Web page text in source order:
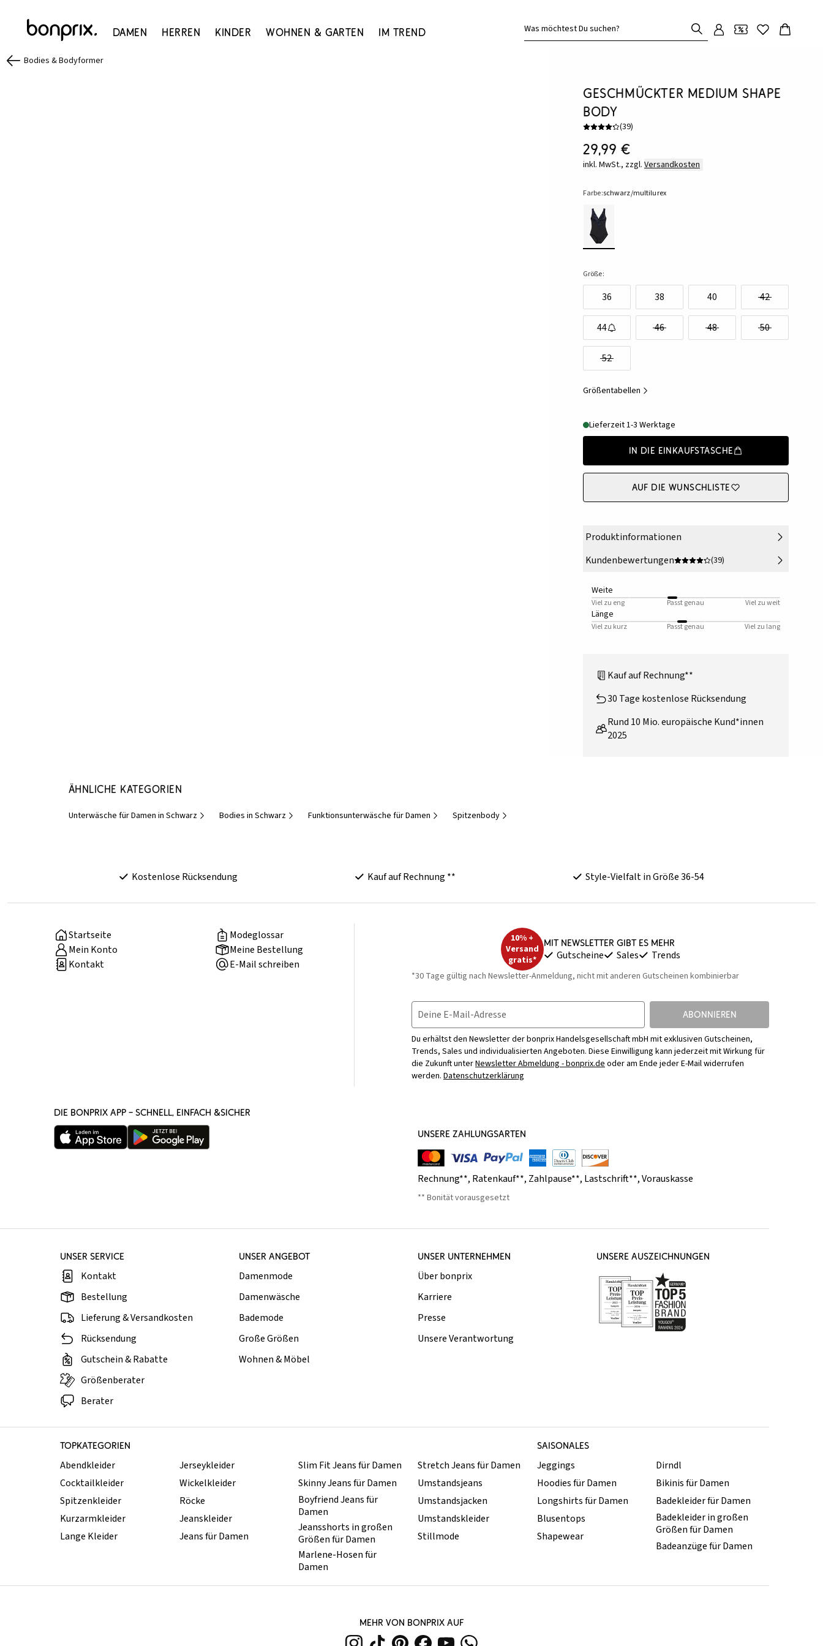
Damen Herren Kinder Wohnen & Garten Im Trend Was möchtest Du suchen?
Bodies & Bodyformer
Geschmückter Medium Shape
Body
(39)
29,99 €
inkl. MwSt., zzgl. Versandkosten
Farbe:schwarz/multilurex
Größe:
36 38 40 42
44 46 48 50
52
Größentabellen
Lieferzeit 1-3 Werktage
In die Einkaufstasche
Auf die Wunschliste
Produktinformationen
Kundenbewertungen
(39)
Weite
Viel zu eng Passt genau Viel zu weit
Länge
Viel zu kurz Passt genau Viel zu lang
Kauf auf Rechnung**
30 Tage kostenlose Rücksendung
Rund 10 Mio. europäische Kund*innen
2025
Ähnliche Kategorien
Unterwäsche für Damen in Schwarz Bodies in Schwarz Funktionsunterwäsche für Damen Spitzenbody
Kostenlose Rücksendung Kauf auf Rechnung ** Style-Vielfalt in Größe 36-54
Startseite
Modeglossar
Mein Konto
Meine Bestellung
Kontakt
E-Mail schreiben
10% +
Versand
gratis*
Mit Newsletter gibt es mehr
Gutscheine Sales Trends
*30 Tage gültig nach Newsletter-Anmeldung, nicht mit anderen Gutscheinen kombinierbar
Deine E-Mail-Adresse ABONNIEREN
Du erhältst den Newsletter der bonprix Handelsgesellschaft mbH mit exklusiven Gutscheinen,
Trends, Sales und individualisierten Angeboten. Diese Einwilligung kann jederzeit mit Wirkung für
die Zukunft unterNewsletter Abmeldung - bonprix.deoder am Ende jeder E-Mail widerrufen
werden. Datenschutzerklärung
DIE BONPRIX APP – SCHNELL, EINFACH &SICHER
UNSERE ZAHLUNGSARTEN
Rechnung**, Ratenkauf**, Zahlpause**, Lastschrift**,Vorauskasse
** Bonität vorausgesetzt
UNSER SERVICE
Kontakt
Bestellung
Lieferung & Versandkosten
Rücksendung
Gutschein & Rabatte
Größenberater
Berater
UNSER ANGEBOT
Damenmode
Damenwäsche
Bademode
Große Größen
Wohnen & Möbel
UNSER UNTERNEHMEN
Über bonprix
Karriere
Presse
Unsere Verantwortung
UNSERE AUSZEICHNUNGEN
TOPKATEGORIEN SAISONALES
Abendkleider
Cocktailkleider
Spitzenkleider
Kurzarmkleider
Lange Kleider
Jerseykleider
Wickelkleider
Röcke
Jeanskleider
Jeans für Damen
Slim Fit Jeans für Damen
Skinny Jeans für Damen
Boyfriend Jeans für
Damen
Jeansshorts in großen
Größen für Damen
Marlene-Hosen für
Damen
Stretch Jeans für Damen
Umstandsjeans
Umstandsjacken
Umstandskleider
Stillmode
Jeggings
Hoodies für Damen
Longshirts für Damen
Blusentops
Shapewear
Dirndl
Bikinis für Damen
Badekleider für Damen
Badekleider in großen
Größen für Damen
Badeanzüge für Damen
MEHR VON BONPRIX AUF